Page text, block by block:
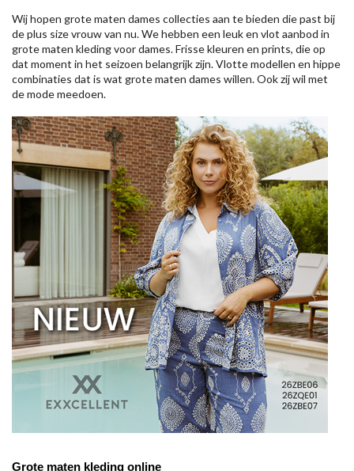
Wij hopen grote maten dames collecties aan te bieden die past bij
de plus size vrouw van nu. We hebben een leuk en vlot aanbod in
grote maten kleding voor dames. Frisse kleuren en prints, die op
dat moment in het seizoen belangrijk zijn. Vlotte modellen en hippe
combinaties dat is wat grote maten dames willen. Ook zij wil met
de mode meedoen.
Grote maten kleding online